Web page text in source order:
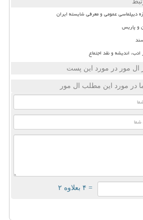
دیپلماسی عمومی و معرفی شایسته ایران
و پاریس
اندیشه و نقد اجتماع
ال مور در مورد این پست
در مورد این مطلب ال مور
= ۴ بعلاوه ۲